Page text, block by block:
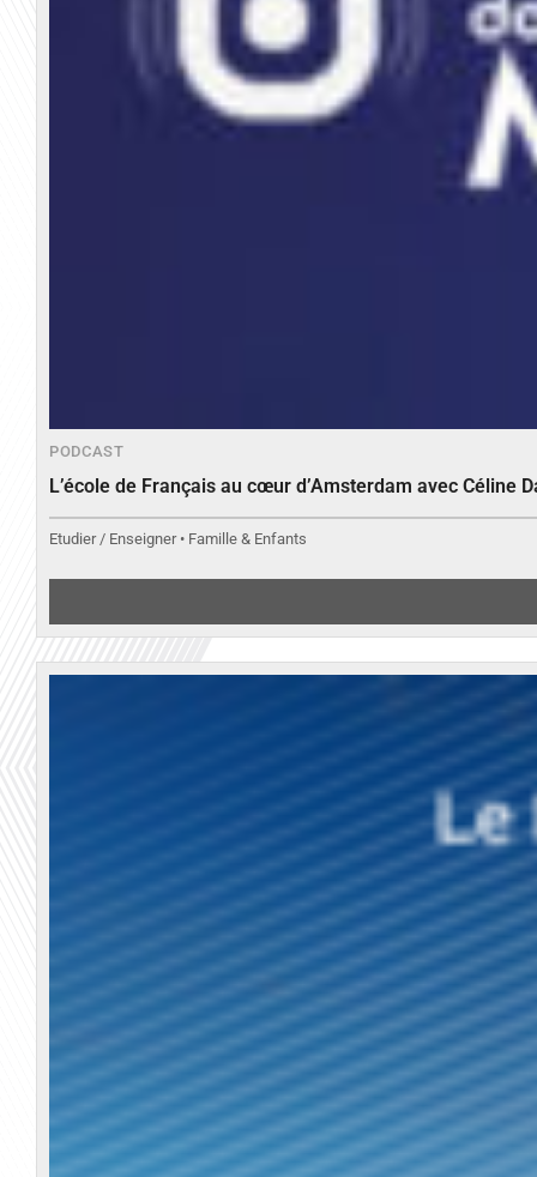
PODCAST
L’école de Français au cœur d’Amsterdam avec Céline
Etudier / Enseigner • Famille & Enfants